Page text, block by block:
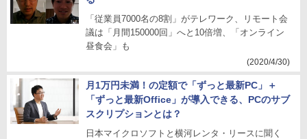
「従業員7000名の8割」がテレワーク、リモート会
議は「月間150000回」へと10倍増、「オンライン
昼食会」も
(2020/4/30)
月1万円未満！の定額で「ずっと最新PC」＋
「ずっと最新Office」が導入できる、PCのサブ
スクリプションとは？
日本マイクロソフトと横河レンタ・リースに聞く